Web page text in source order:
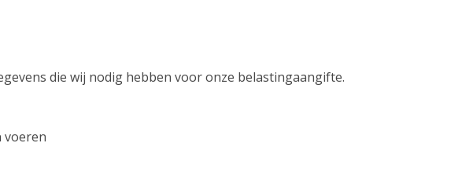
die wij nodig hebben voor onze belastingaangifte.
voeren